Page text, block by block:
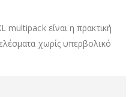
είναι η πρακτική
χωρίς υπερβολικό